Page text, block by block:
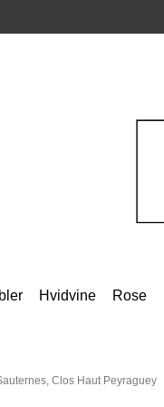
Hvidvine Rose
Clos Haut Peyraguey